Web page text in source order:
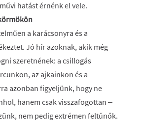
hatást érnénk el vele.
a karácsonyra és a
Jó hír azoknak, akik még
szeretnének: a csillogás
az ajkainkon és a
azonban figyeljünk, hogy ne
hanem csak visszafogottan –
nem pedig extrémen feltűnők.